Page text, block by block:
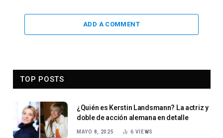
ADD A COMMENT
TOP POSTS
¿Quién es Kerstin Landsmann? La actriz y
doble de acción alemana en detalle
MAYO 8, 2025 6 VIEWS